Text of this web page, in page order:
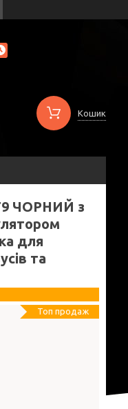
Кошик
ЧОРНИЙ з
для
та
Топ продаж